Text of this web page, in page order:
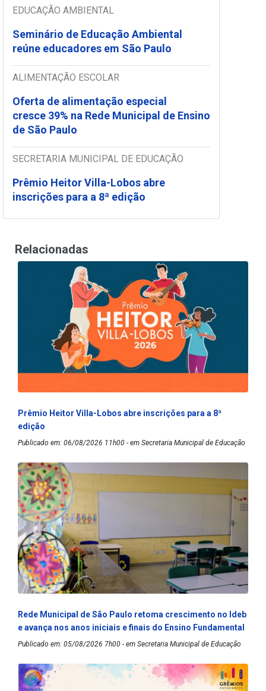
EDUCAÇÃO AMBIENTAL
Seminário de Educação Ambiental
reúne educadores em São Paulo
ALIMENTAÇÃO ESCOLAR
Oferta de alimentação especial
cresce 39% na Rede Municipal de Ensino
de São Paulo
SECRETARIA MUNICIPAL DE EDUCAÇÃO
Prêmio Heitor Villa-Lobos abre
inscrições para a 8ª edição
Relacionadas
Prêmio Heitor Villa-Lobos abre inscrições para a 8ª
edição
Publicado em: 06/08/2026 11h00 - em Secretaria Municipal de Educação
Rede Municipal de São Paulo retoma crescimento no Ideb
e avança nos anos iniciais e finais do Ensino Fundamental
Publicado em: 05/08/2026 7h00 - em Secretaria Municipal de Educação